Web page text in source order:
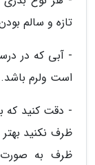
تازه و سالم
- آبی که در
است ولرم باشد.
- دقت کنید که
ظرف نکنید
ظرف به